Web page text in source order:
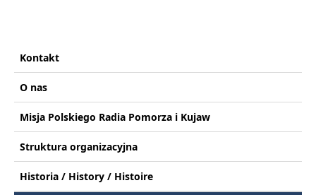
Kontakt
O nas
Misja Polskiego Radia Pomorza i Kujaw
Struktura organizacyjna
Historia / History / Histoire